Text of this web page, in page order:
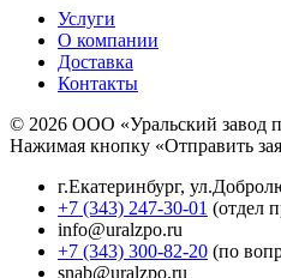
Услуги
О компании
Доставка
Контакты
© 2026 ООО «Уральский завод
Нажимая кнопку «Отправить
г.Екатеринбург,
+7 (343) 247-30-01 (отдел
info@uralzpo.ru
+7 (343) 300-82-20 (по
snab@uralzpo.ru